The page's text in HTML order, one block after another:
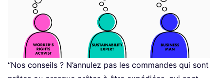
“Nos conseils ? N’an­nu­lez pas les com­mandes qui sont